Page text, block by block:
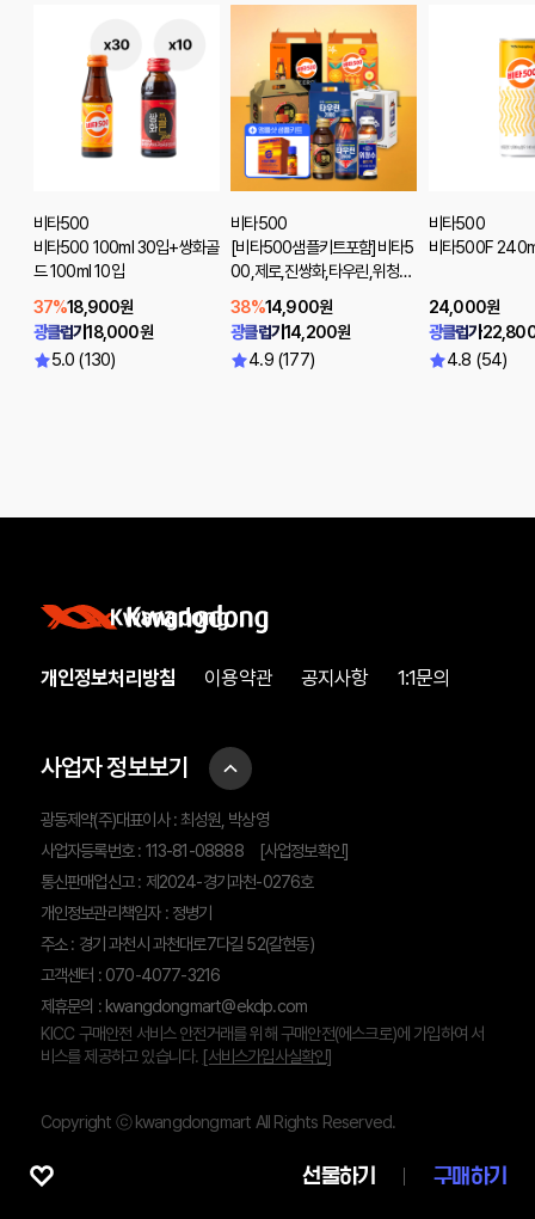
비타500
비타500 100ml 30입+쌍화골
드 100ml 10입
37%18,900원
광클럽가18,000원
5.0 (130)
비타500
[비타500샘플키트포함]비타5
00,제로,진쌍화,타우린,위청수,
위생천스파클링제로 20입
38%14,900원
광클럽가14,200원
4.9 (177)
비타500
비타500F
24,000원
광클럽가
4.8 (54)
선물하기 구매하기
개인정보처리방침 이용약관 공지사항 1:1문의
사업자 정보보기
광동제약(주)대표이사 : 최성원, 박상영
사업자등록번호 : 113-81-08888
[사업정보확인]
통신판매업신고 : 제2024-경기과천-0276호
개인정보관리책임자 : 정병기
주소 : 경기 과천시 과천대로7다길 52(갈현동)
고객센터 : 070-4077-3216
제휴문의 : kwangdongmart@ekdp.com
KICC 구매안전 서비스 안전거래를 위해 구매안전(에스크로)에 가입하여 서
비스를 제공하고 있습니다. [서비스가입사실확인]
Copyright ⓒ kwangdongmart All Rights Reserved.